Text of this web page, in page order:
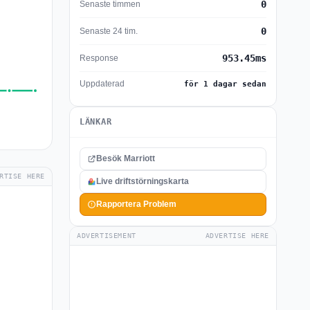
HERE
Senaste timmen 0
Senaste 24 tim. 0
Response 953.45ms
Uppdaterad för 1 dagar sedan
LÄNKAR
Besök Marriott
Live driftstörningskarta
Rapportera Problem
ADVERTISEMENT ADVERTISE HERE